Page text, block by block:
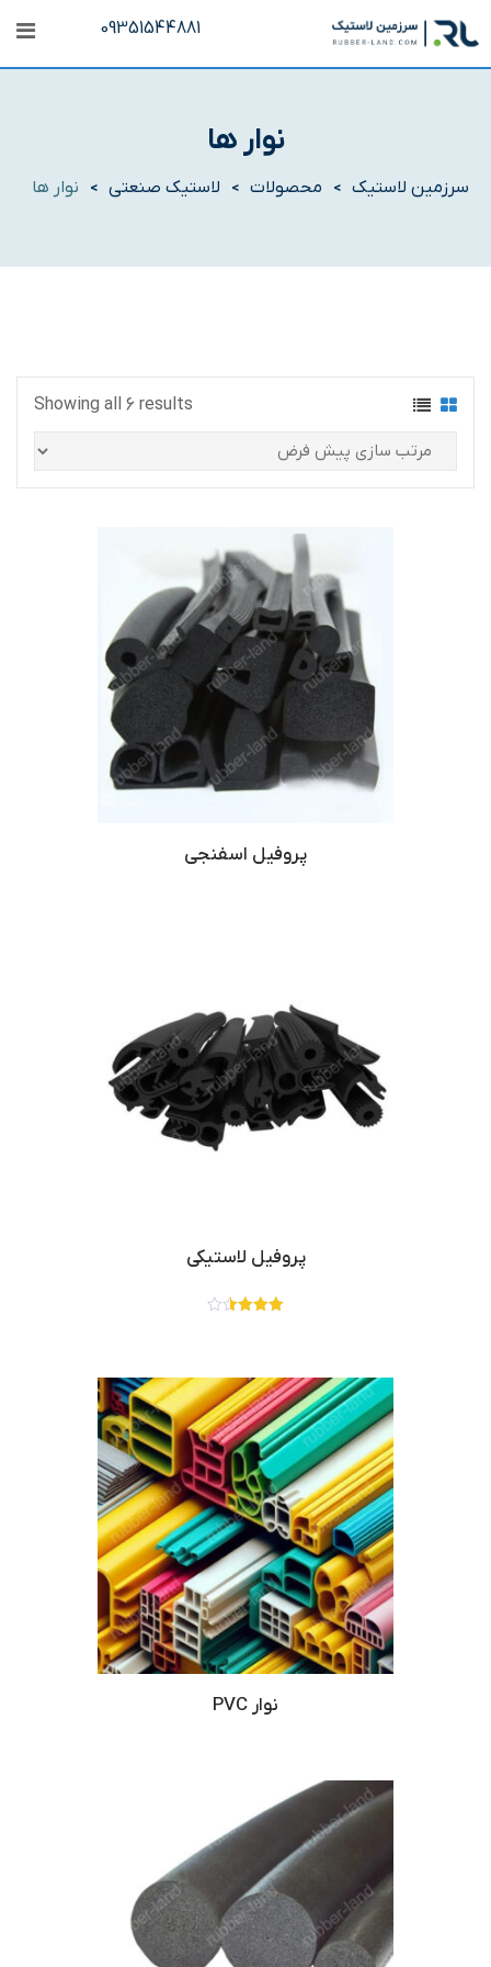
به
محتوا
09351544881
نوار ها
سرزمین لاستیک > محصولات > لاستیک صنعتی > نوار ها
Showing all 6 results
پروفیل اسفنجی
پروفیل لاستیکی
نوار PVC